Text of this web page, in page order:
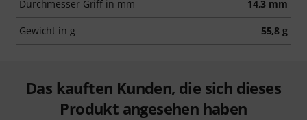
Durchmesser Griff in mm 14,3 mm
Gewicht in g 55,8 g
Das kauften Kunden, die sich dieses
Produkt angesehen haben